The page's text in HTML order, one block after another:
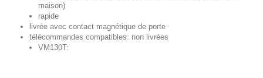
maison)
rapide
livrée avec contact magnétique de porte
télécommandes compatibles: non livrées
VM130T: